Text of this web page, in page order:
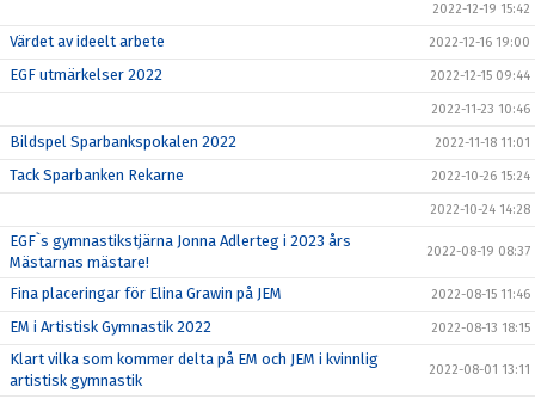
2022-12-19 15:42
Värdet av ideelt arbete 2022-12-16 19:00
EGF utmärkelser 2022 2022-12-15 09:44
2022-11-23 10:46
Bildspel Sparbankspokalen 2022 2022-11-18 11:01
Tack Sparbanken Rekarne 2022-10-26 15:24
2022-10-24 14:28
EGF`s gymnastikstjärna Jonna Adlerteg i 2023 års
Mästarnas mästare!
2022-08-19 08:37
Fina placeringar för Elina Grawin på JEM 2022-08-15 11:46
EM i Artistisk Gymnastik 2022 2022-08-13 18:15
Klart vilka som kommer delta på EM och JEM i kvinnlig
artistisk gymnastik
2022-08-01 13:11